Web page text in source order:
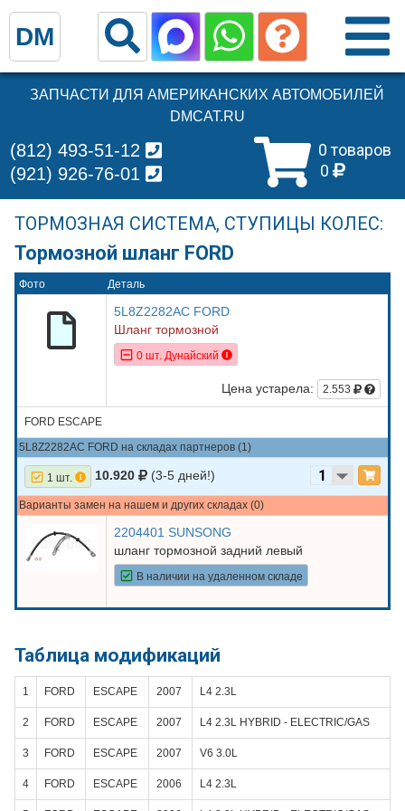
ЗАПЧАСТИ ДЛЯ АМЕРИКАНСКИХ АВТОМОБИЛЕЙ
DMCAT.RU
0 товаров
0
(812) 493-51-12
(921) 926-76-01
ТОРМОЗНАЯ СИСТЕМА, СТУПИЦЫ КОЛЕС:
Тормозной шланг FORD
Фото Деталь
5L8Z2282AC FORD
Шланг тормозной
0 шт. Дунайский
Цена устарела: 2.553
FORD ESCAPE
5L8Z2282AC FORD на складах партнеров (1)
1 шт. 10.920 (3-5 дней!)
Варианты замен на нашем и других складах (0)
2204401 SUNSONG
шланг тормозной задний левый
В наличии на удаленном складе
Таблица модификаций
1 FORD ESCAPE 2007 L4 2.3L
2 FORD ESCAPE 2007 L4 2.3L HYBRID - ELECTRIC/GAS
3 FORD ESCAPE 2007 V6 3.0L
4 FORD ESCAPE 2006 L4 2.3L
DM